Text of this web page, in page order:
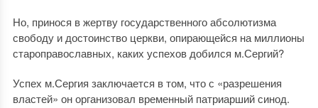
Но, принося в жертву государственного абсолютизма
свободу и достоинство церкви, опирающейся на миллионы
староправославных, каких успехов добился м.Сергий?
Успех м.Сергия заключается в том, что с «разрешения
властей» он организовал временный патриарший синод.